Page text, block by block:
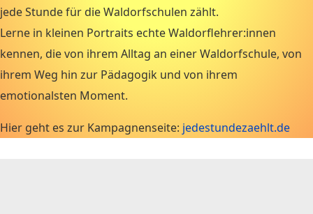
jede Stunde für die Waldorfschulen zählt.
Lerne in kleinen Portraits echte Waldorflehrer:innen
kennen, die von ihrem Alltag an einer Waldorfschule, von
ihrem Weg hin zur Pädagogik und von ihrem
emotionalsten Moment.
Hier geht es zur Kampagnenseite: jedestundezaehlt.de